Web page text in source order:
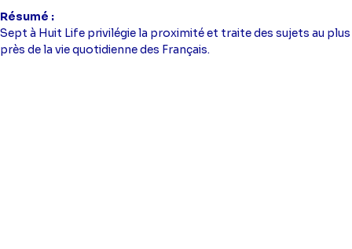
Résumé
Sept à Huit Life privilégie la proximité et traite des sujets au plus
près de la vie quotidienne des Français.